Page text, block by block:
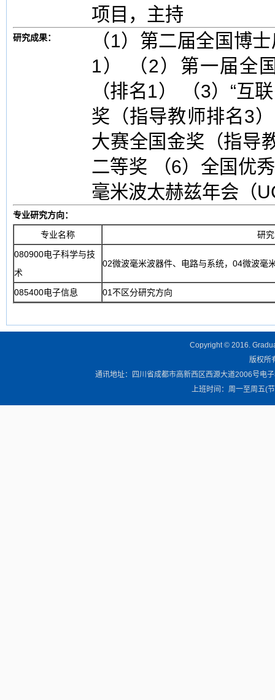
项目，主持
研究成果：
（1）第二届全国博
1） （2）第一届全
（排名1） （3）“互
奖（指导教师排名3
大赛全国金奖（指导
二等奖 （6）全国优
毫米波太赫兹年会（
专业研究方向：
专业名称
研
080900电子科学与技
术
02微波毫米波器件、电路与系统，04微波毫
085400电子信息 01不区分研究方向
Copyright © 2016.
版权所
通讯地址：四川省成都市高新西区西源大道2006号电
上班时间：周一至周五(